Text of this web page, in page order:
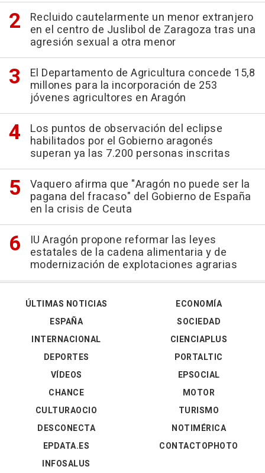
Recluido cautelarmente un menor extranjero
en el centro de Juslibol de Zaragoza tras una
agresión sexual a otra menor
El Departamento de Agricultura concede 15,8
millones para la incorporación de 253
jóvenes agricultores en Aragón
Los puntos de observación del eclipse
habilitados por el Gobierno aragonés
superan ya las 7.200 personas inscritas
Vaquero afirma que "Aragón no puede ser la
pagana del fracaso" del Gobierno de España
en la crisis de Ceuta
IU Aragón propone reformar las leyes
estatales de la cadena alimentaria y de
modernización de explotaciones agrarias
ÚLTIMAS NOTICIAS
ESPAÑA
INTERNACIONAL
DEPORTES
VÍDEOS
ECONOMÍA
SOCIEDAD
CIENCIAPLUS
PORTALTIC
EPSOCIAL
CHANCE
CULTURAOCIO
DESCONECTA
EPDATA.ES
INFOSALUS
MOTOR
TURISMO
NOTIMÉRICA
CONTACTOPHOTO